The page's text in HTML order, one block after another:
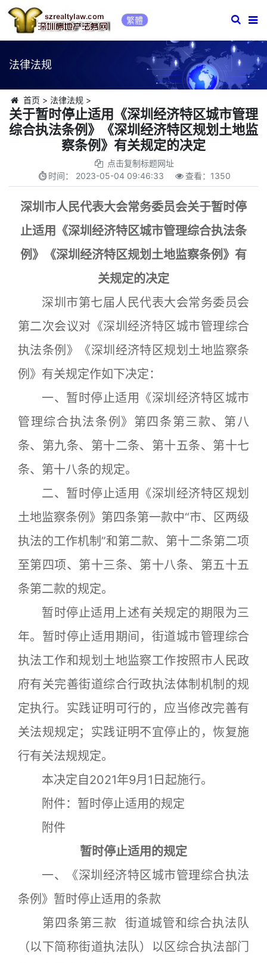
繁體
法律法规
首页 > 法律法规 >
关于暂时停止适用《深圳经济特区城市管理
综合执法条例》《深圳经济特区规划土地监
察条例》有关规定的决定
点击复制标题网址
时间： 2023-05-04 09:46:33 查看： 1350
深圳市人民代表大会常务委员会关于暂时停
止适用《深圳经济特区城市管理综合执法条
例》《深圳经济特区规划土地监察条例》有
关规定的决定
深圳市第七届人民代表大会常务委员会
第二次会议对《深圳经济特区城市管理综合
执法条例》《深圳经济特区规划土地监察条
例》有关规定作如下决定：
一、暂时停止适用《深圳经济特区城市
管理综合执法条例》第四条第三款、第八
条、第九条、第十二条、第十五条、第十七
条、第十八条的规定。
二、暂时停止适用《深圳经济特区规划
土地监察条例》第四条第一款中“市、区两级
执法的工作机制”和第二款、第十二条第二项
至第四项、第十三条、第十八条、第五十五
条第二款的规定。
暂时停止适用上述有关规定的期限为三
年。暂时停止适用期间，街道城市管理综合
执法工作和规划土地监察工作按照市人民政
府有关完善街道综合行政执法体制机制的规
定执行。实践证明可行的，应当修改完善有
关法规规定；实践证明不宜停止的，恢复施
行有关法规规定。
本决定自2021年9月1日起施行。
附件：暂时停止适用的规定
附件
暂时停止适用的规定
一、《深圳经济特区城市管理综合执法
条例》暂时停止适用的条款
第四条第三款 街道城管和综合执法队
（以下简称街道执法队）以区综合执法部门